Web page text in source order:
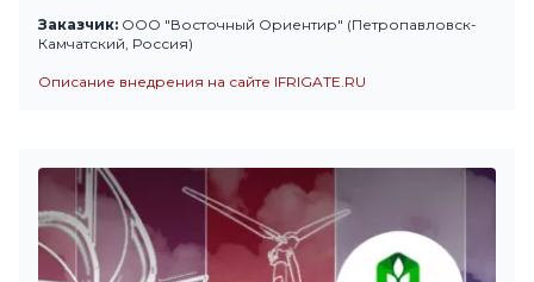
Заказчик: ООО "Восточный Ориентир" (Петропавловск-
Камчатский, Россия)
Описание внедрения на сайте IFRIGATE.RU